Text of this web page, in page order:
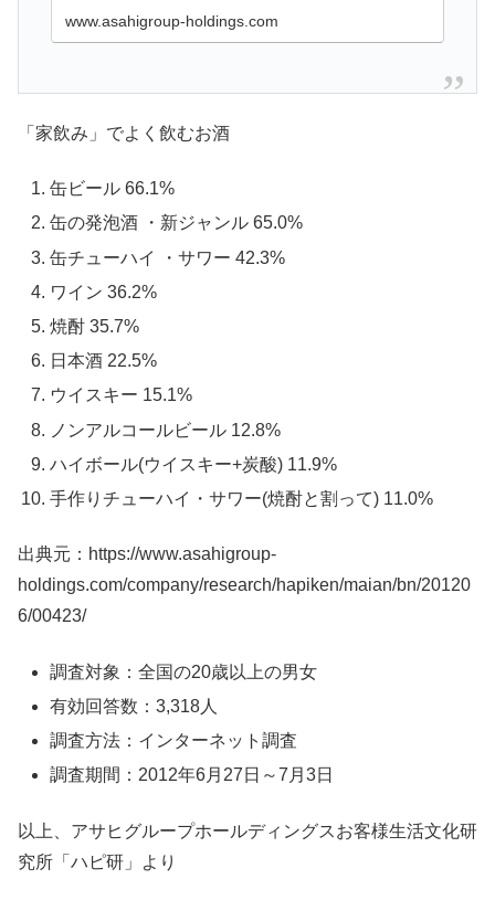
www.asahigroup-holdings.com
「家飲み」でよく飲むお酒
缶ビール 66.1%
缶の発泡酒 ・新ジャンル 65.0%
缶チューハイ ・サワー 42.3%
ワイン 36.2%
焼酎 35.7%
日本酒 22.5%
ウイスキー 15.1%
ノンアルコールビール 12.8%
ハイボール(ウイスキー+炭酸) 11.9%
手作りチューハイ・サワー(焼酎と割って) 11.0%
出典元：https://www.asahigroup-
holdings.com/company/research/hapiken/maian/bn/20120
6/00423/
調査対象：全国の20歳以上の男女
有効回答数：3,318人
調査方法：インターネット調査
調査期間：2012年6月27日～7月3日
以上、アサヒグループホールディングスお客様生活文化研
究所「ハピ研」より